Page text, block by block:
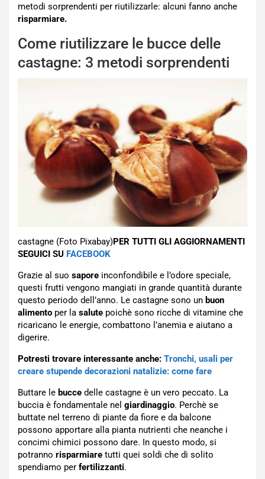
metodi sorprendenti per riutilizzarle: alcuni fanno anche
risparmiare.
Come riutilizzare le bucce delle
castagne: 3 metodi sorprendenti
castagne (Foto Pixabay)PER TUTTI GLI AGGIORNAMENTI
SEGUICI SU FACEBOOK
Grazie al suo sapore inconfondibile e l’odore speciale,
questi frutti vengono mangiati in grande quantità durante
questo periodo dell’anno. Le castagne sono un buon
alimento per la salute poichè sono ricche di vitamine che
ricaricano le energie, combattono l’anemia e aiutano a
digerire.
Potresti trovare interessante anche: Tronchi, usali per
creare stupende decorazioni natalizie: come fare
Buttare le bucce delle castagne è un vero peccato. La
buccia è fondamentale nel giardinaggio. Perchè se
buttate nel terreno di piante da fiore e da balcone
possono apportare alla pianta nutrienti che neanche i
concimi chimici possono dare. In questo modo, si
potranno risparmiare tutti quei soldi che di solito
spendiamo per fertilizzanti.